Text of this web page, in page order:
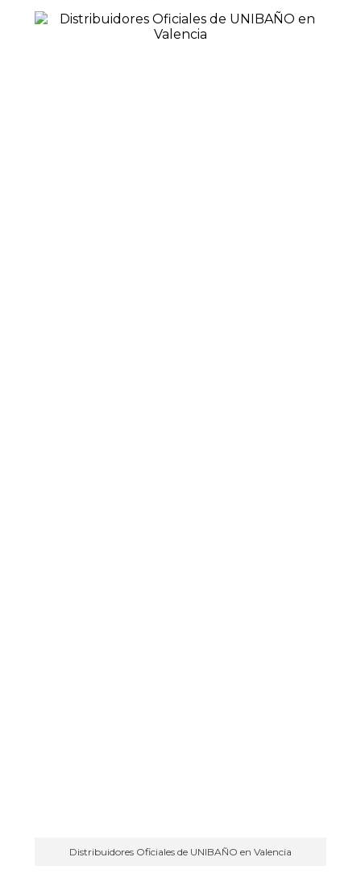
Distribuidores Oficiales de UNIBAÑO en Valencia